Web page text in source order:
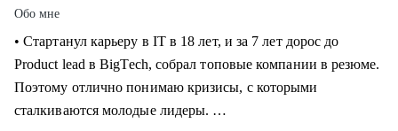
Обо мне
• Стартанул карьеру в IT в 18 лет, и за 7 лет дорос до
Product lead в BigTech, собрал топовые компании в резюме.
Поэтому отлично понимаю кризисы, с которыми
сталкиваются молодые лидеры.